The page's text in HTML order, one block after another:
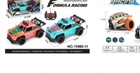
Lưu ý: Đảm bảo trẻ em sử
của người lớn
Lợi Ích Phát Triển
Phát triển kỹ năng tư duy và